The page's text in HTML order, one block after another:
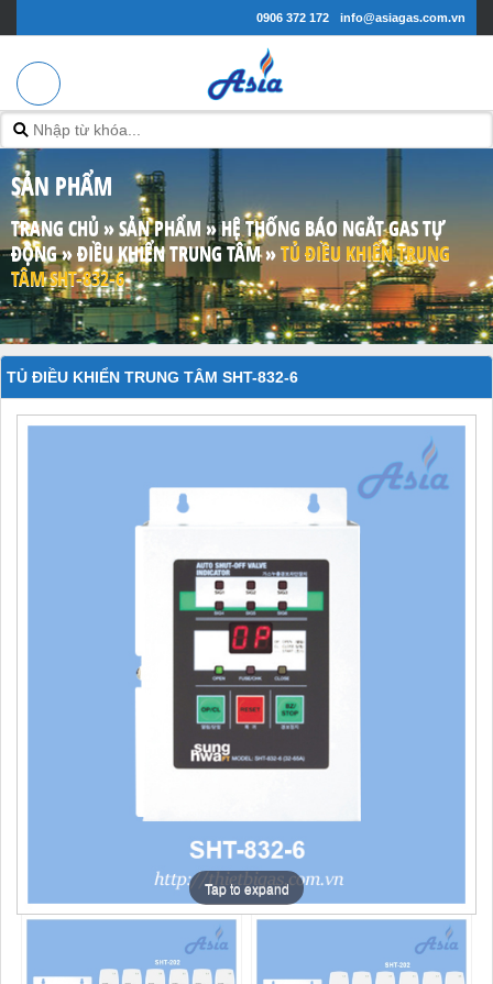
0906 372 172 info@asiagas.com.vn
SẢN PHẨM
TRANG CHỦ »SẢN PHẨM »HỆ THỐNG BÁO NGẮT GAS TỰ
ĐỘNG»ĐIỀU KHIỂN TRUNG TÂM»TỦ ĐIỀU KHIỂN TRUNG
TÂM SHT-832-6
TỦ ĐIỀU KHIỂN TRUNG TÂM SHT-832-6
Tap to expand